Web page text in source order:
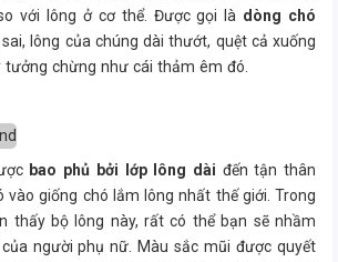
với lông ở cơ thể. Được gọi là dòng chó
lông của chúng dài thướt, quệt cả xuống
tưởng chừng như cái thảm êm đó.
bao phủ bởi lớp lông dài đến tận thân
vào giống chó lắm lông nhất thế giới. Trong
thấy bộ lông này, rất có thể bạn sẽ nhầm
người phụ nữ. Màu sắc mũi được quyết